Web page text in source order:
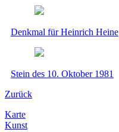
Denkmal für Heinrich Heine
Stein des 10. Oktober 1981
Zurück
Karte
Kunst